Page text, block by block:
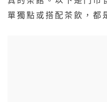
單獨點或搭配茶飲，都